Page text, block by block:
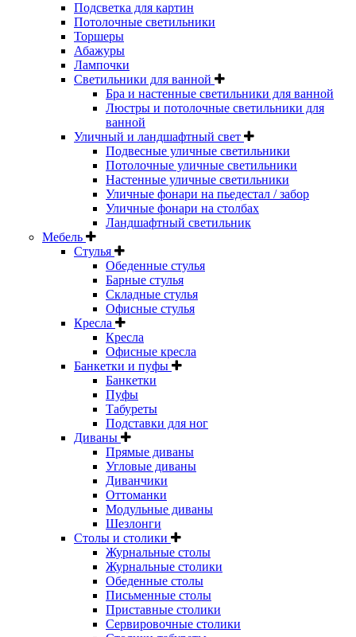
Подсветка для картин
Потолочные светильники
Торшеры
Абажуры
Лампочки
Светильники для ванной
Бра и настенные светильники для ванной
Люстры и потолочные светильники для
ванной
Уличный и ландшафтный свет
Подвесные уличные светильники
Потолочные уличные светильники
Настенные уличные светильники
Уличные фонари на пьедестал / забор
Уличные фонари на столбах
Ландшафтный светильник
Мебель
Стулья
Обеденные стулья
Барные стулья
Складные стулья
Офисные стулья
Кресла
Кресла
Офисные кресла
Банкетки и пуфы
Банкетки
Пуфы
Табуреты
Подставки для ног
Диваны
Прямые диваны
Угловые диваны
Диванчики
Оттоманки
Модульные диваны
Шезлонги
Столы и столики
Журнальные столы
Журнальные столики
Обеденные столы
Письменные столы
Приставные столики
Сервировочные столики